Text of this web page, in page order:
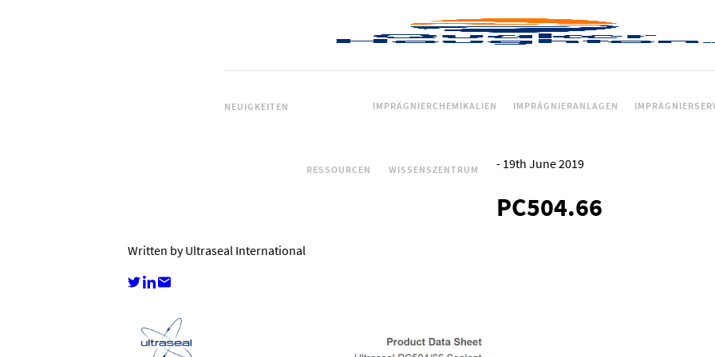
IMPRÄGNIERCHEMIKALIEN IMPRÄGNIERANLAGEN
NEUIGKEITEN
RESSOURCEN WISSENSZENTRUM -19th June 2019
PC504.66
Written by Ultraseal International